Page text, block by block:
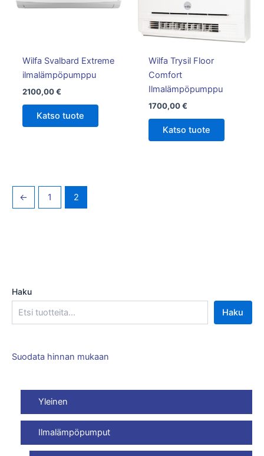
Haku
Haku
Suodata hinnan mukaan
Yleinen
Ilmalämpöpumput
Wilfa Svalbard Extreme
ilmalämpöpumppu
2100,00€
Katso tuote
Wilfa Trysil Floor
Comfort
Ilmalämpöpumppu
1700,00€
Katso tuote
← 1 2